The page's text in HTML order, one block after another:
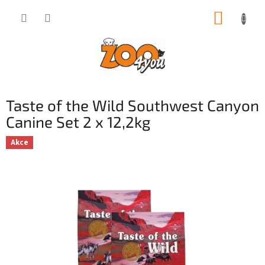
Taste of the Wild Southwest Canyon
Canine Set 2 x 12,2kg
Akce